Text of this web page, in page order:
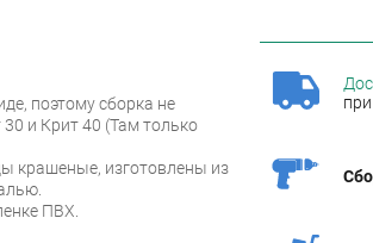
поэтому сборка не
и Крит 40 (Там только
крашеные, изготовлены из
ПВХ.